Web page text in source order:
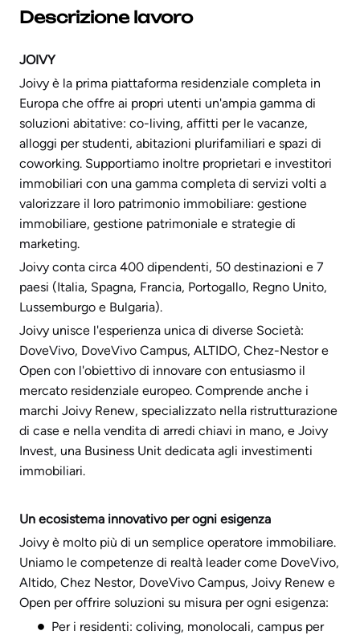
Descrizione lavoro
JOIVY
Joivy è la prima piattaforma residenziale completa in
Europa che offre ai propri utenti un'ampia gamma di
soluzioni abitative: co-living, affitti per le vacanze,
alloggi per studenti, abitazioni plurifamiliari e spazi di
coworking. Supportiamo inoltre proprietari e investitori
immobiliari con una gamma completa di servizi volti a
valorizzare il loro patrimonio immobiliare: gestione
immobiliare, gestione patrimoniale e strategie di
marketing.
Joivy conta circa 400 dipendenti, 50 destinazioni e 7
paesi (Italia, Spagna, Francia, Portogallo, Regno Unito,
Lussemburgo e Bulgaria).
Joivy unisce l'esperienza unica di diverse Società:
DoveVivo, DoveVivo Campus, ALTIDO, Chez-Nestor e
Open con l'obiettivo di innovare con entusiasmo il
mercato residenziale europeo. Comprende anche i
marchi Joivy Renew, specializzato nella ristrutturazione
di case e nella vendita di arredi chiavi in mano, e Joivy
Invest, una Business Unit dedicata agli investimenti
immobiliari.
Un ecosistema innovativo per ogni esigenza
Joivy è molto più di un semplice operatore immobiliare.
Uniamo le competenze di realtà leader come DoveVivo,
Altido, Chez Nestor, DoveVivo Campus, Joivy Renew e
Open per offrire soluzioni su misura per ogni esigenza:
Per i residenti: coliving, monolocali, campus per